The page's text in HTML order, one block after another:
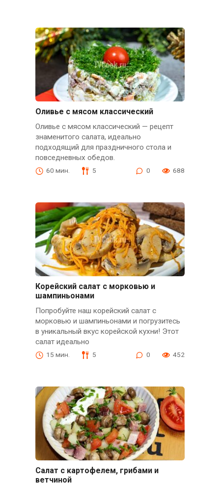
Оливье с мясом классический
Оливье с мясом классический — рецепт
знаменитого салата, идеально
подходящий для праздничного стола и
повседневных обедов.
60 мин. 5 0 688
Корейский салат с морковью и
шампиньонами
Попробуйте наш корейский салат с
морковью и шампиньонами и погрузитесь
в уникальный вкус корейской кухни! Этот
салат идеально
15 мин. 5 0 452
Салат с картофелем, грибами и
ветчиной